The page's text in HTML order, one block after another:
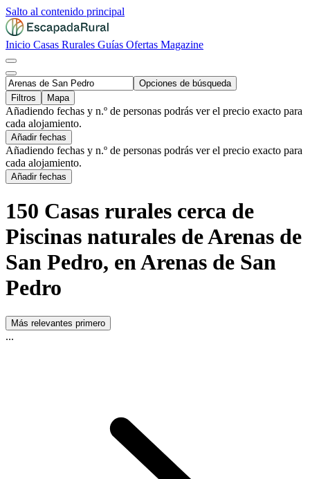
Salto al contenido principal
Inicio Casas Rurales Guías Ofertas Magazine
Opciones de búsqueda
Filtros
Mapa
Añadiendo fechas y n.º de personas podrás ver el precio exacto para
cada alojamiento.
Añadir fechas
Añadiendo fechas y n.º de personas podrás ver el precio exacto para
cada alojamiento.
Añadir fechas
150 Casas rurales cerca de
Piscinas naturales de Arenas de
San Pedro, en Arenas de San
Pedro
Más relevantes primero
...